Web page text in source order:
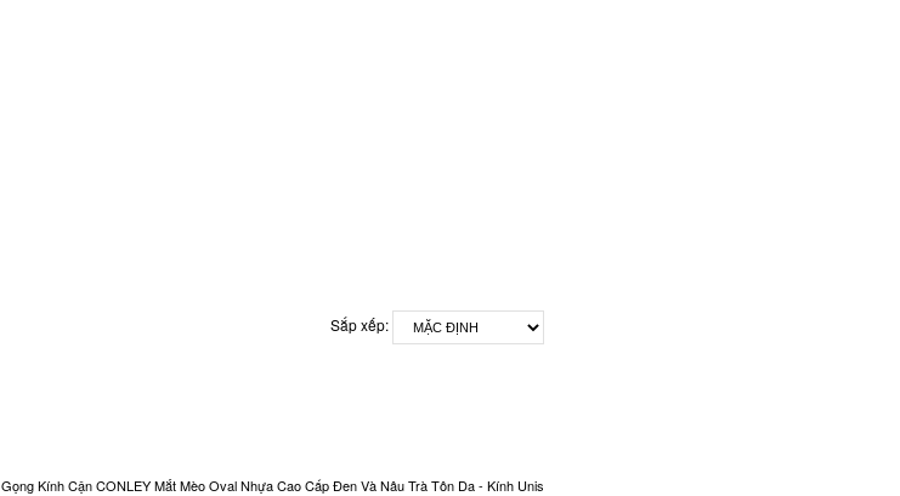
Sắp xếp:
Gọng Kính Cận CONLEY Mắt Mèo Oval Nhựa Cao Cấp Đen Và Nâu Trà Tôn Da - Kính Unisex Office Siren Vintage CO-0321